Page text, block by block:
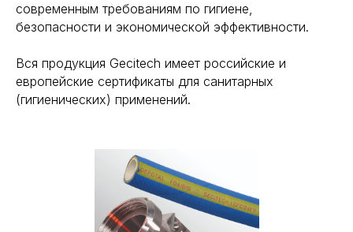
современным требованиям по гигиене,
безопасности и экономической эффективности.
Вся продукция Gecitech имеет российские и
европейские сертификаты для санитарных
(гигиенических) применений.